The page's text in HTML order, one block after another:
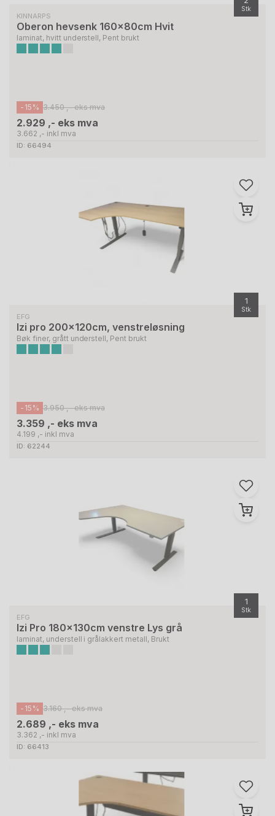
Stk
KINNARPS
Oberon hevsenk 160x80cm Hvit
laminat, hvitt understell, Pent brukt
-15% 3.450 ,- eks mva
2.929 ,- eks mva
3.662 ,- inkl mva
ID: 66494
1
Stk
EFG
Izi pro 200x120cm, venstreløsning
Bøk finer, grått understell, Pent brukt
-15% 3.950 ,- eks mva
3.359 ,- eks mva
4.199 ,- inkl mva
ID: 62244
1
Stk
EFG
Izi Pro 180x130cm venstre Lys grå
laminat, understell i grålakkert metall, Brukt
-15% 3.160 ,- eks mva
2.689 ,- eks mva
3.362 ,- inkl mva
ID: 66413